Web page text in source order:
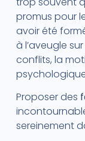
promus pour
avoir été
à l’aveugle
conflits, la
Proposer des
sereinement